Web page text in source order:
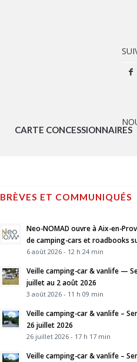
CARTE CONCESSIONNAIRES
BRÈVES ET COMMUNIQUÉS
Neo-NOMAD ouvre à Aix-en-
de camping-cars et roadbooks
6 août 2026 - 12 h 24 min
Veille camping-car & vanlife —
juillet au 2 août 2026
3 août 2026 - 11 h 09 min
Veille camping-car & vanlife –
26 juillet 2026
26 juillet 2026 - 17 h 17 min
Veille camping-car & vanlife –